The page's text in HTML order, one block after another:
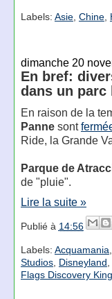
Labels: Asie, Chine,
dimanche 20
En bref:
dans un
En raison de la
Pannesont
Ride, la Grande
Parque de
de "pluie".
Lire la suite »
Publié à 14:56
Labels: Acquamania
Studios, Disneyland
Flags Discovery